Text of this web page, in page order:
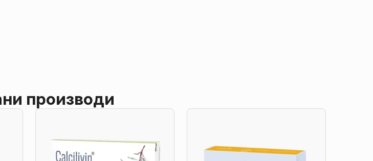
производи